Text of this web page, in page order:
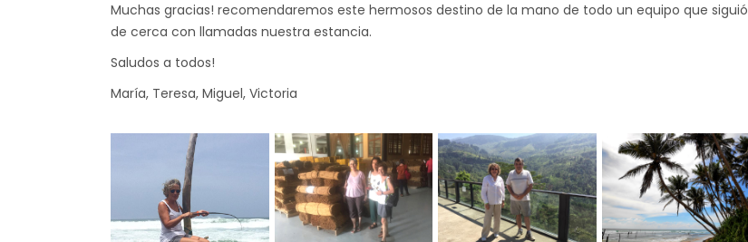
Muchas gracias! recomendaremos este hermosos destino de la mano de todo un equipo que siguió
de cerca con llamadas nuestra estancia.
Saludos a todos!
María, Teresa, Miguel, Victoria